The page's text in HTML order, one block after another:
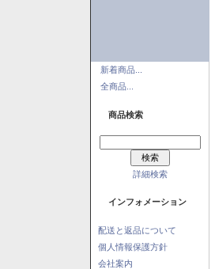
新着商品...
全商品...
商品検索
詳細検索
インフォメーション
配送と返品について
個人情報保護方針
会社案内